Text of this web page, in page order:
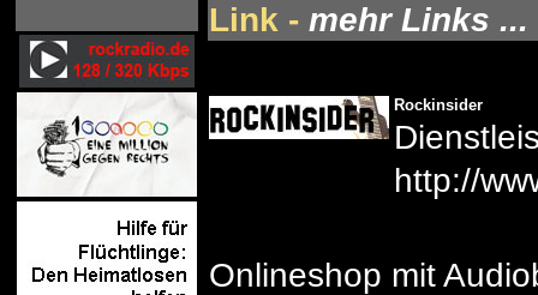
Link - mehr Links ...
Rockinsider
http://
Onlineshop mit